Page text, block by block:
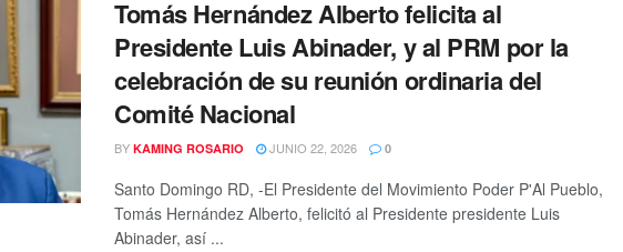
Tomás Hernández Alberto felicita al
Presidente Luis Abinader, y al PRM por la
celebración de su reunión ordinaria del
Comité Nacional
BY KAMING ROSARIO JUNIO 22, 2026 0
Santo Domingo RD, -El Presidente del Movimiento Poder P'Al Pueblo,
Tomás Hernández Alberto, felicitó al Presidente presidente Luis
Abinader, así ...